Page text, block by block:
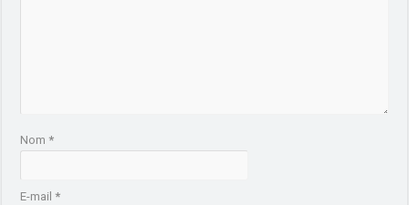
Nom*
E-mail*